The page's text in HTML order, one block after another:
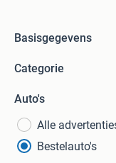
Basisgegevens
Categorie
Auto's
Alle
Bestelauto's